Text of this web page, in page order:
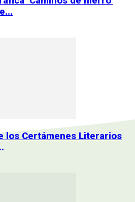
los Certámenes Literarios